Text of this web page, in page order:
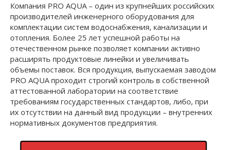
Компания PRO AQUA – один из крупнейших российских
производителей инженерного оборудования для
комплектации систем водоснабжения, канализации и
отопления. Более 25 лет успешной работы на
отечественном рынке позволяет компании активно
расширять продуктовые линейки и увеличивать
объемы поставок. Вся продукция, выпускаемая заводом
PRO AQUA проходит строгий контроль в собственной
аттестованной лаборатории на соответствие
требованиям государственных стандартов, либо, при
их отсутствии на данный вид продукции – внутренних
нормативных документов предприятия.